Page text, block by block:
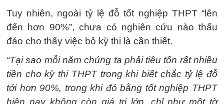
Tuy nhiên, ngoài tỷ lệ đỗ tốt nghiệp THPT “lên
đến hơn 90%”, chưa có nghiên cứu nào thấu
đáo cho thấy việc bỏ kỳ thi là cần thiết.
“Tại sao mỗi năm chúng ta phải tiêu tốn rất nhiều
tiền cho kỳ thi THPT trong khi biết chắc tỷ lệ đỗ
tới hơn 90%, trong khi đó bằng tốt nghiệp THPT
hiện nay không còn giá trị lớn, chỉ như một tờ